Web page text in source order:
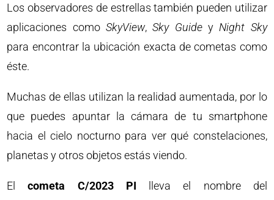
Los observadores de estrellas también pueden utilizar
aplicaciones como SkyView,Sky Guidey Night Sky
para encontrar la ubicación exacta de cometas como
éste.
Muchas de ellas utilizan la realidad aumentada, por lo
que puedes apuntar la cámara de tu smartphone
hacia el cielo nocturno para ver qué constelaciones,
planetas y otros objetos estás viendo.
Elcometa C/2023 PI lleva el nombre del